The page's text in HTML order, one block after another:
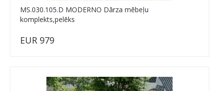
MS.030.105.D MODERNO Dārza mēbeļu
komplekts,pelēks
EUR 979